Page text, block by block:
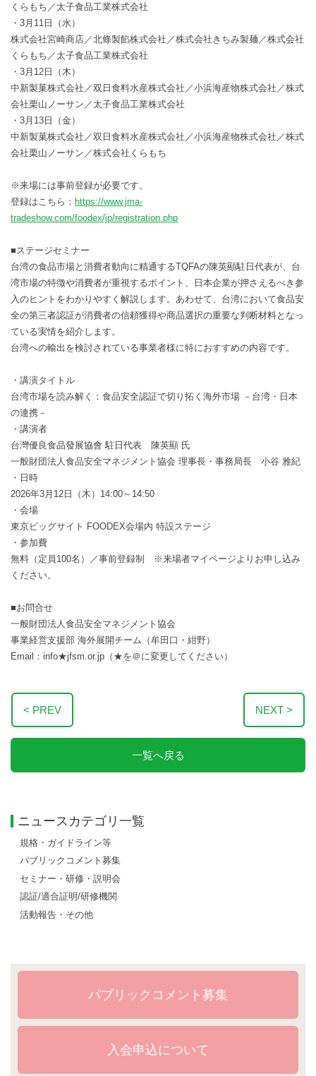
くらもち／太子食品工業株式会社
・3月11日（水）
株式会社宮崎商店／北條製餡株式会社／株式会社きちみ製麺／株式会社
くらもち／太子食品工業株式会社
・3月12日（木）
中新製菓株式会社／双日食料水産株式会社／小浜海産物株式会社／株式
会社栗山ノーサン／太子食品工業株式会社
・3月13日（金）
中新製菓株式会社／双日食料水産株式会社／小浜海産物株式会社／株式
会社栗山ノーサン／株式会社くらもち
※来場には事前登録が必要です。
登録はこちら： https://www.jma-
tradeshow.com/foodex/jp/registration.php
■ステージセミナー
台湾の食品市場と消費者動向に精通するTQFAの陳英顯駐日代表が、台
湾市場の特徴や消費者が重視するポイント、日本企業が押さえるべき参
入のヒントをわかりやすく解説します。あわせて、台湾において食品安
全の第三者認証が消費者の信頼獲得や商品選択の重要な判断材料となっ
ている実情を紹介します。
台湾への輸出を検討されている事業者様に特におすすめの内容です。
・講演タイトル
台湾市場を読み解く：食品安全認証で切り拓く海外市場 －台湾・日本
の連携－
・講演者
台灣優良食品發展協會 駐日代表 陳英顯 氏
一般財団法人食品安全マネジメント協会 理事長・事務局長 小谷 雅紀
・日時
2026年3月12日（木）14:00～14:50
・会場
東京ビッグサイト FOODEX会場内 特設ステージ
・参加費
無料（定員100名）／事前登録制 ※来場者マイページよりお申し込み
ください。
■お問合せ
一般財団法人食品安全マネジメント協会
事業経営支援部 海外展開チーム（牟田口・紺野）
Email：info★jfsm.or.jp（★を＠に変更してください）
< PREV NEXT >
一覧へ戻る
ニュースカテゴリ一覧
規格・ガイドライン等
パブリックコメント募集
セミナー・研修・説明会
認証/適合証明/研修機関
活動報告・その他
パブリックコメント募集
入会申込について